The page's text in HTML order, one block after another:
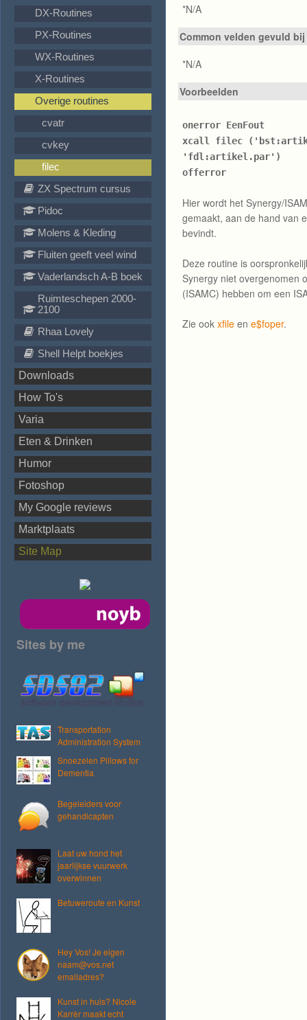
DX-Routines
PX-Routines
WX-Routines
X-Routines
Overige routines
cvatr
cvkey
filec
ZX Spectrum cursus
Pidoc
Molens & Kleding
Fluiten geeft veel wind
Vaderlandsch A-B boek
Ruimteschepen 2000-
2100
Rhaa Lovely
Shell Helpt boekjes
Downloads
How To's
Varia
Eten & Drinken
Humor
Fotoshop
My Google reviews
Marktplaats
Site Map
Sites by me
Transportation
Administration System
Snoezelen Pillows for
Dementia
Begeleiders voor
gehandicapten
Laat uw hond het
jaarlijkse vuurwerk
overwinnen
Betuweroute en Kunst
Hey Vos! Je eigen
naam@vos.net
emailadres?
Kunst in huis? Nicole
Karrèr maakt echt
*N/A
Common velden gevuld
*N/A
Voorbeelden
onerror EenFout
xcall filec
'fdl:artikel.par')
offerror
Hier wordt het Synergy/
gemaakt, aan de hand van
bevindt.
Deze routine is
Synergy niet overgenomen
(ISAMC) hebben om een
Zie ook xfile en e$foper.